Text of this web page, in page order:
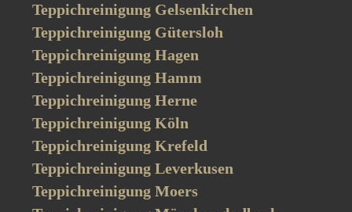
Teppichreinigung Gelsenkirchen
Teppichreinigung Gütersloh
Teppichreinigung Hagen
Teppichreinigung Hamm
Teppichreinigung Herne
Teppichreinigung Köln
Teppichreinigung Krefeld
Teppichreinigung Leverkusen
Teppichreinigung Moers